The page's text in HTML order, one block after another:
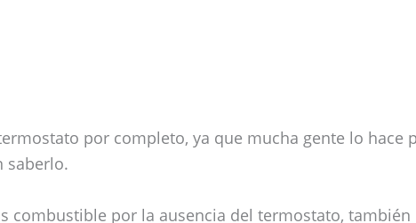
por completo, ya que mucha gente lo hace
saberlo.
combustible por la ausencia del termostato, también